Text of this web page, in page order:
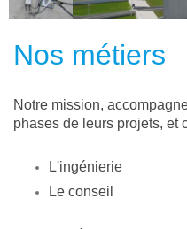
Nos métiers
Notre mission,
phases de leurs projets, et
L'ingénierie
Le conseil